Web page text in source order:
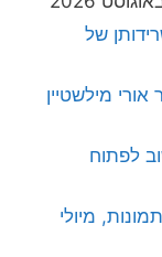
של
מילשטיין
לפתוח
מיולי